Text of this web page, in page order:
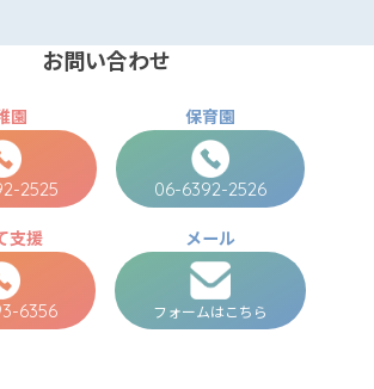
お問い合わせ
園
2525
保育園
06-6392-2526
支援
6356
メール
フォームはこちら